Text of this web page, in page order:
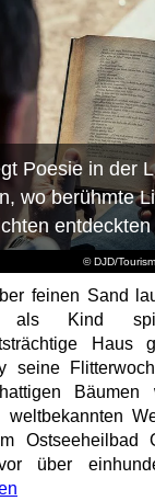
© DJD/
Poesie in der
wo berühmte
entdeckten
feinen Sand
als Kind
seine
Bäumen
weltbekannten
Ostseeheilbad
über